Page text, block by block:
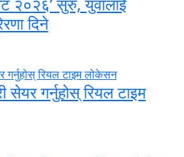
दिने
सेयर गर्नुहोस् रियल टाइम